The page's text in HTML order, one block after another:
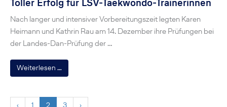
Nach langer und intensiver Vorbereitungszeit legten Karen
Heimann und Kathrin Rau am 14. Dezember ihre Prüfungen bei
der Landes-Dan-Prüfung der …
Weiterlesen …